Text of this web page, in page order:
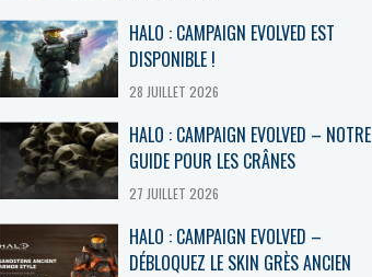
HALO : CAMPAIGN EVOLVED EST
DISPONIBLE !
28 JUILLET 2026
HALO : CAMPAIGN EVOLVED – NOTRE
GUIDE POUR LES CRÂNES
27 JUILLET 2026
HALO : CAMPAIGN EVOLVED –
DÉBLOQUEZ LE SKIN GRÈS ANCIEN